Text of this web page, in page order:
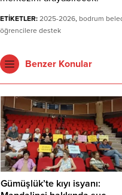
ETİKETLER: 2025-2026, bodrum
öğrencilere destek
Benzer Konular
Gümüşlük’te kıyı isyanı: